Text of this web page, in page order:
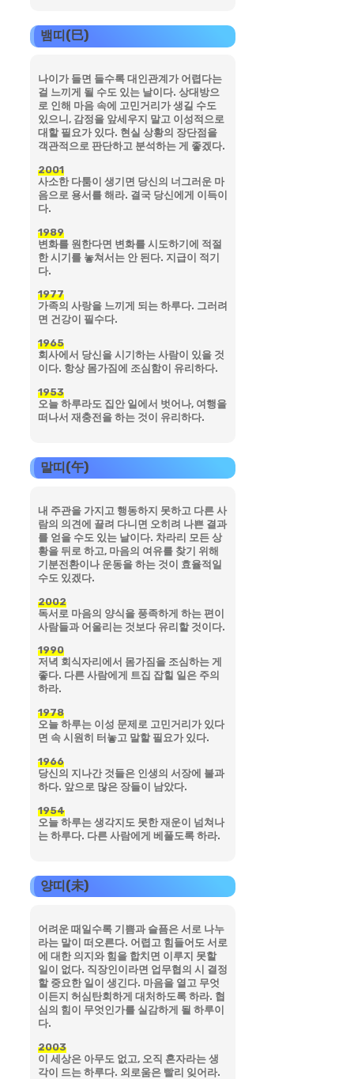
뱀띠(巳)
나이가 들면 들수록 대인관계가 어렵다는
걸 느끼게 될 수도 있는 날이다. 상대방으
로 인해 마음 속에 고민거리가 생길 수도
있으니, 감정을 앞세우지 말고 이성적으로
대할 필요가 있다. 현실 상황의 장단점을
객관적으로 판단하고 분석하는 게 좋겠다.
2001
사소한 다툼이 생기면 당신의 너그러운 마
음으로 용서를 해라. 결국 당신에게 이득이
다.
1989
변화를 원한다면 변화를 시도하기에 적절
한 시기를 놓쳐서는 안 된다. 지급이 적기
다.
1977
가족의 사랑을 느끼게 되는 하루다. 그러려
면 건강이 필수다.
1965
회사에서 당신을 시기하는 사람이 있을 것
이다. 항상 몸가짐에 조심함이 유리하다.
1953
오늘 하루라도 집안 일에서 벗어나, 여행을
떠나서 재충전을 하는 것이 유리하다.
말띠(午)
내 주관을 가지고 행동하지 못하고 다른 사
람의 의견에 끌려 다니면 오히려 나쁜 결과
를 얻을 수도 있는 날이다. 차라리 모든 상
황을 뒤로 하고, 마음의 여유를 찾기 위해
기분전환이나 운동을 하는 것이 효율적일
수도 있겠다.
2002
독서로 마음의 양식을 풍족하게 하는 편이
사람들과 어울리는 것보다 유리할 것이다.
1990
저녁 회식자리에서 몸가짐을 조심하는 게
좋다. 다른 사람에게 트집 잡힐 일은 주의
하라.
1978
오늘 하루는 이성 문제로 고민거리가 있다
면 속 시원히 터놓고 말할 필요가 있다.
1966
당신의 지나간 것들은 인생의 서장에 불과
하다. 앞으로 많은 장들이 남았다.
1954
오늘 하루는 생각지도 못한 재운이 넘쳐나
는 하루다. 다른 사람에게 베풀도록 하라.
양띠(未)
어려운 때일수록 기쁨과 슬픔은 서로 나누
라는 말이 떠오른다. 어렵고 힘들어도 서로
에 대한 의지와 힘을 합치면 이루지 못할
일이 없다. 직장인이라면 업무협의 시 결정
할 중요한 일이 생긴다. 마음을 열고 무엇
이든지 허심탄회하게 대처하도록 하라. 협
심의 힘이 무엇인가를 실감하게 될 하루이
다.
2003
이 세상은 아무도 없고, 오직 혼자라는 생
각이 드는 하루다. 외로움은 빨리 잊어라.